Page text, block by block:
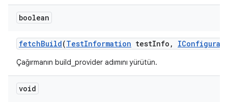
boolean
fetchBuild(TestInformation testInfo ,
Çağırmanın build_provider adımını yürütün.
void